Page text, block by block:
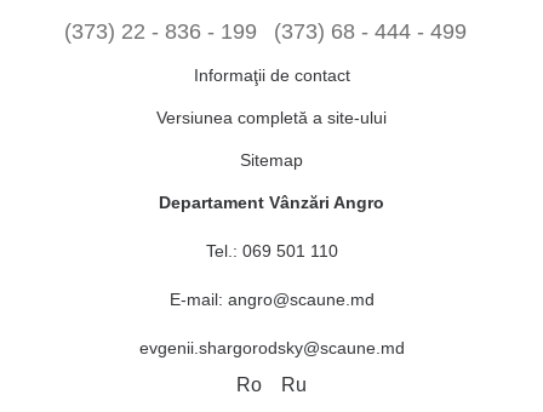
(373) 22 - 836 - 199 (373) 68 - 444 - 499
Informaţii de contact
Versiunea completă a site-ului
Sitemap
Departament Vânzări Angro
Tel.: 069 501 110
E-mail: angro@scaune.md
evgenii.shargorodsky@scaune.md
Ro Ru